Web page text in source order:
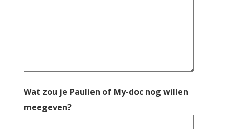
Wat zou je Paulien of My-doc nog willen
meegeven?